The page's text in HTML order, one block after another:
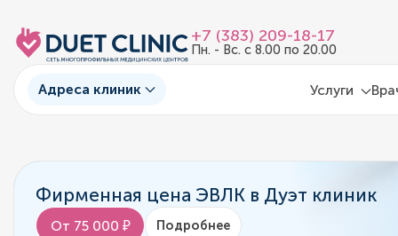
+7 (383) 209-18-17
Пн. - Вс. с 8.00 по 20.00
Адреса клиник Услуги
Фирменная цена ЭВЛК в Дуэт клиник
От 75 000 ₽ Подробнее